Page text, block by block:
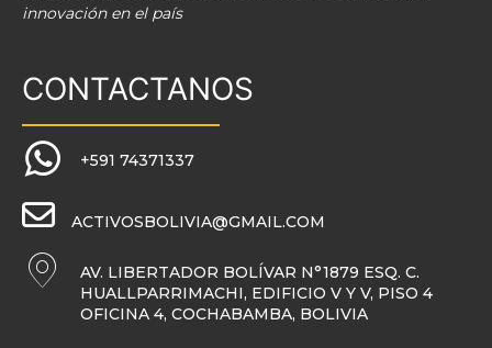
innovación en el país
CONTACTANOS
+591 74371337
ACTIVOSBOLIVIA@GMAIL.COM
AV. LIBERTADOR BOLÍVAR N°1879 ESQ. C.
HUALLPARRIMACHI, EDIFICIO V Y V, PISO 4
OFICINA 4, COCHABAMBA, BOLIVIA